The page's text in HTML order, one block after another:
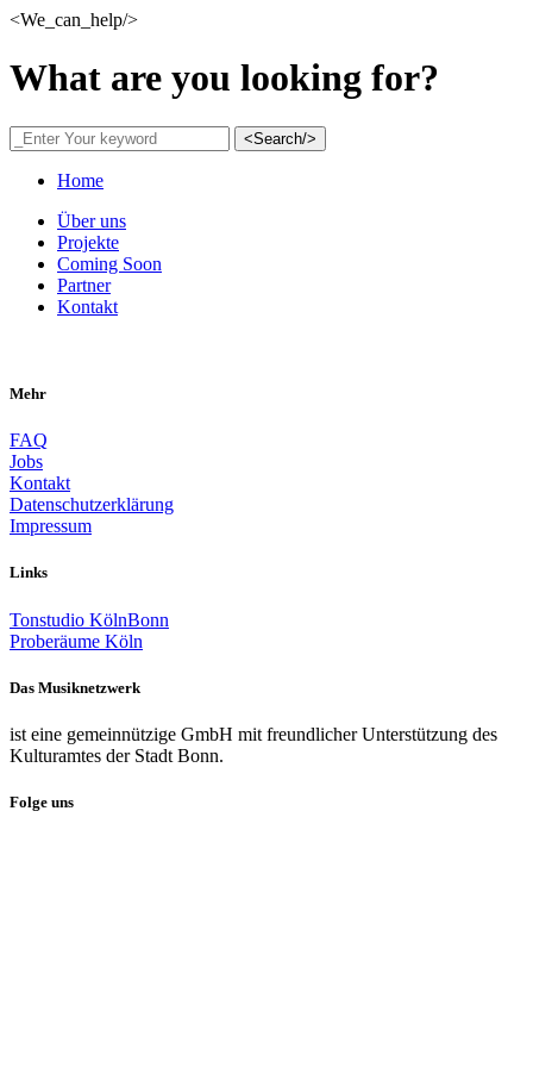
<We_can_help/>
What are you looking for?
<Search/>
Home
Über uns
Projekte
Coming Soon
Partner
Kontakt
Mehr
FAQ
Jobs
Kontakt
Datenschutzerklärung
Impressum
Links
Tonstudio KölnBonn
Proberäume Köln
Das Musiknetzwerk
ist eine gemeinnützige GmbH mit freundlicher Unterstützung des
Kulturamtes der Stadt Bonn.
Folge uns